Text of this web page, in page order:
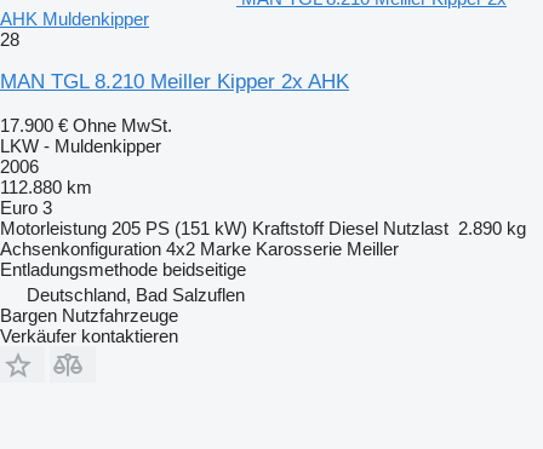
AHK Muldenkipper
28
MAN TGL 8.210 Meiller Kipper 2x AHK
17.900 € Ohne MwSt.
LKW - Muldenkipper
2006
112.880 km
Euro 3
Motorleistung 205 PS (151 kW) Kraftstoff Diesel Nutzlast 2.890 kg
Achsenkonfiguration 4x2 Marke Karosserie Meiller
Entladungsmethode beidseitige
Deutschland, Bad Salzuflen
Bargen Nutzfahrzeuge
Verkäufer kontaktieren